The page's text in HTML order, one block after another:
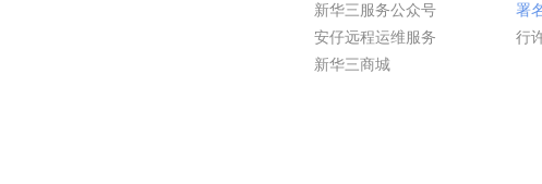
新华三服务公众号
安仔远程运维服务
新华三商城
署
行